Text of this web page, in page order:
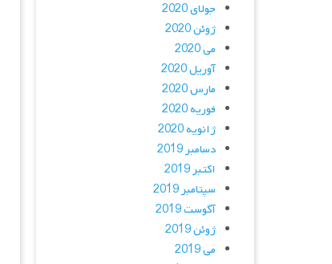
جولای 2020
ژوئن 2020
می 2020
آوریل 2020
مارس 2020
فوریه 2020
ژانویه 2020
دسامبر 2019
اکتبر 2019
سپتامبر 2019
آگوست 2019
ژوئن 2019
می 2019